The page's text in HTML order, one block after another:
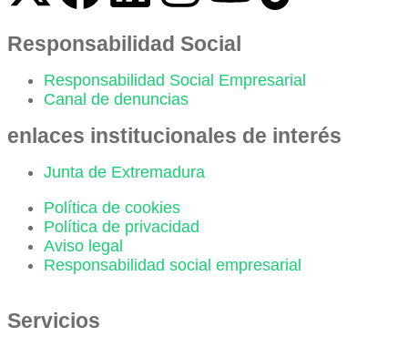
Responsabilidad Social
Responsabilidad Social Empresarial
Canal de denuncias
enlaces institucionales de interés
Junta de Extremadura
Política de cookies
Política de privacidad
Aviso legal
Responsabilidad social empresarial
Servicios